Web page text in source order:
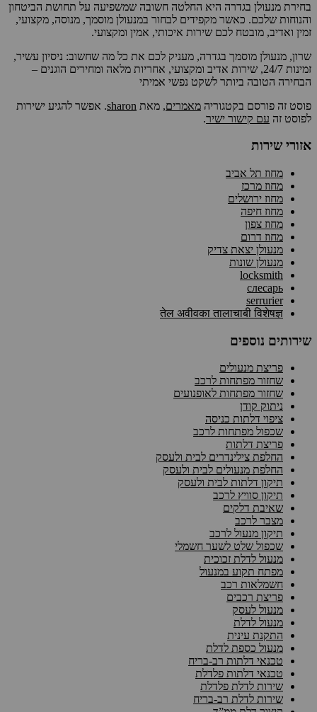
בחירת מנעולן בגדרה היא החלטה חשובה שמשפיעה על תחושת הביטחון
והנוחות שלכם. כאשר מקפידים לבחור במנעולן מוסמך, מנוסה, מקצועי,
זמין ואדיב, מובטח לכם שירות איכותי, אמין ומקצועי.
שרון, מנעולן מוסמך בגדרה, מעניק לכם את כל מה שחשוב: ניסיון עשיר,
זמינות 24/7, שירות אדיב ומקצועי, אחריות מלאה ומחירים הוגנים –
הבחירה הטובה ביותר לשקט נפשי אמיתי
פוסט זה פורסם בקטגוריה מאמרים, מאת sharon. אפשר להגיע ישירות
לפוסט זה עם קישור ישיר.
אזורי שירות
מחוז תל אביב
מחוז מרכז
מחוז ירושלים
מחוז חיפה
מחוז צפון
מחוז דרום
מנעולן יצאת צדיק
מנעולן שונות
locksmith
слесарь
serrurier
तेल अवीवका तालाचाबी विशेषज्ञ
שירותים נוספים
פריצת מנעולים
שחזור מפתחות לרכב
שחזור מפתחות לאופנועים
ניתוק קודן
ציפוי דלתות כניסה
שכפול מפתחות לרכב
פריצת דלתות
החלפת צילינדרים לבית ולעסק
החלפת מנעולים לבית ולעסק
תיקון דלתות לבית ולעסק
תיקון סוויץ לרכב
שאיבת דלקים
מצבר לרכב
תיקון מנעול לרכב
שכפול שלט לשער חשמלי
מנעול לדלת זכוכית
מפתח תקוע במנעול
חשמלאות רכב
פריצת רכבים
מנעול לעסק
מנעול לדלת
התקנת עינית
מנעול כספת לדלת
טכנאי דלתות רב-בריח
טכנאי דלתות פלדלת
שירות לדלת פלדלת
שירות לדלת רב-בריח